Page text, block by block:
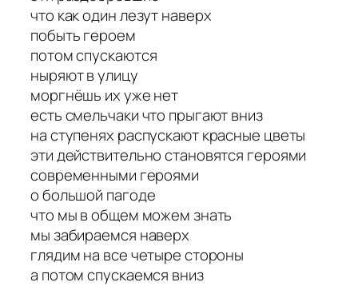
что как один лезут наверх
побыть героем
потом спускаются
ныряют в улицу
моргнёшь их уже нет
есть смельчаки что прыгают вниз
на ступенях распускают красные цветы
эти действительно становятся героями
современными героями
о большой пагоде
что мы в общем можем знать
мы забираемся наверх
глядим на все четыре стороны
а потом спускаемся вниз